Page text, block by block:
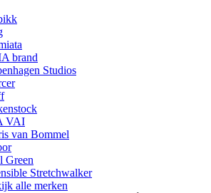
brand
Studios
VAI
van Bommel
Green
Stretchwalker
alle merken